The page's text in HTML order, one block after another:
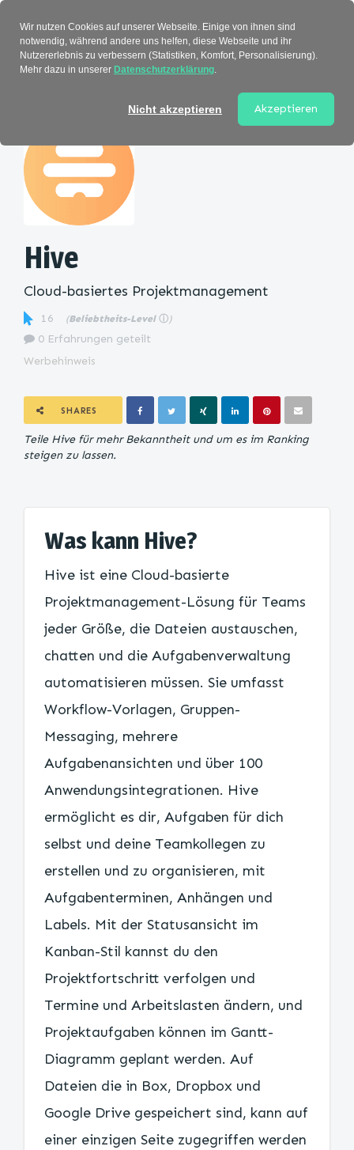
Hive
Cloud-basiertes Projektmanagement
16 (Beliebtheits-Level ⓘ )
0 Erfahrungen geteilt
Werbehinweis
SHARES
Teile Hive für mehr Bekanntheit und um es im Ranking
steigen zu lassen.
Was kann Hive?
Hive ist eine Cloud-basierte
Projektmanagement-Lösung für Teams
jeder Größe, die Dateien austauschen,
chatten und die Aufgabenverwaltung
automatisieren müssen. Sie umfasst
Workflow-Vorlagen, Gruppen-
Messaging, mehrere
Aufgabenansichten und über 100
Anwendungsintegrationen. Hive
ermöglicht es dir, Aufgaben für dich
selbst und deine Teamkollegen zu
erstellen und zu organisieren, mit
Aufgabenterminen, Anhängen und
Labels. Mit der Statusansicht im
Kanban-Stil kannst du den
Projektfortschritt verfolgen und
Termine und Arbeitslasten ändern, und
Projektaufgaben können im Gantt-
Diagramm geplant werden. Auf
Dateien die in Box, Dropbox und
Google Drive gespeichert sind, kann auf
einer einzigen Seite zugegriffen werden
Wir nutzen Cookies auf unserer Webseite. Einige von ihnen sind
notwendig, während andere uns helfen, diese Webseite und ihr
Nutzererlebnis zu verbessern (Statistiken, Komfort, Personalisierung).
Mehr dazu in unserer Datenschutzerklärung.
Nicht akzeptieren Akzeptieren